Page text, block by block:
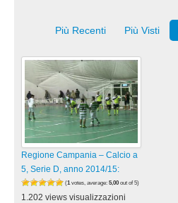
Più Recenti Più Visti
Regione Campania – Calcio a
5, Serie D, anno 2014/15:
(1 votes, average: 5,00 out of 5)
1.202 views visualizzazioni